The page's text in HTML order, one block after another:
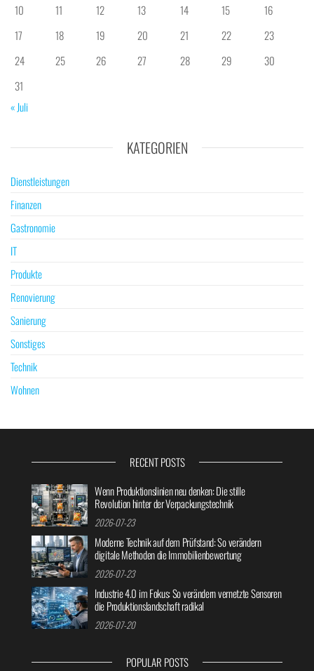
10
11 12 13 14 15
16
17
18 19 20 21 22
23
24
25 26 27 28 29
30
31
« Juli
KATEGORIEN
Dienstleistungen
Finanzen
Gastronomie
IT
Produkte
Renovierung
Sanierung
Sonstiges
Technik
Wohnen
RECENT POSTS
Wenn Produktionslinien neu denken: Die stille
Revolution hinter der Verpackungstechnik
2026-07-23
Moderne Technik auf dem Prüfstand: So verändern
digitale Methoden die Immobilienbewertung
2026-07-23
Industrie 4.0 im Fokus: So verändern vernetzte Sensoren
die Produktionslandschaft radikal
2026-07-20
POPULAR POSTS